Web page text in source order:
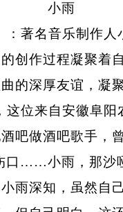
著名音乐制作人
创作过程凝聚着
的深厚友谊，凝
位来自安徽阜
吧做酒吧歌手，
口……小雨，那沙
雨深知，虽然自